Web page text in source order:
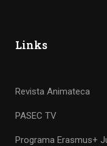
Links
Revista Animateca
PASEC TV
Programa Erasmus+